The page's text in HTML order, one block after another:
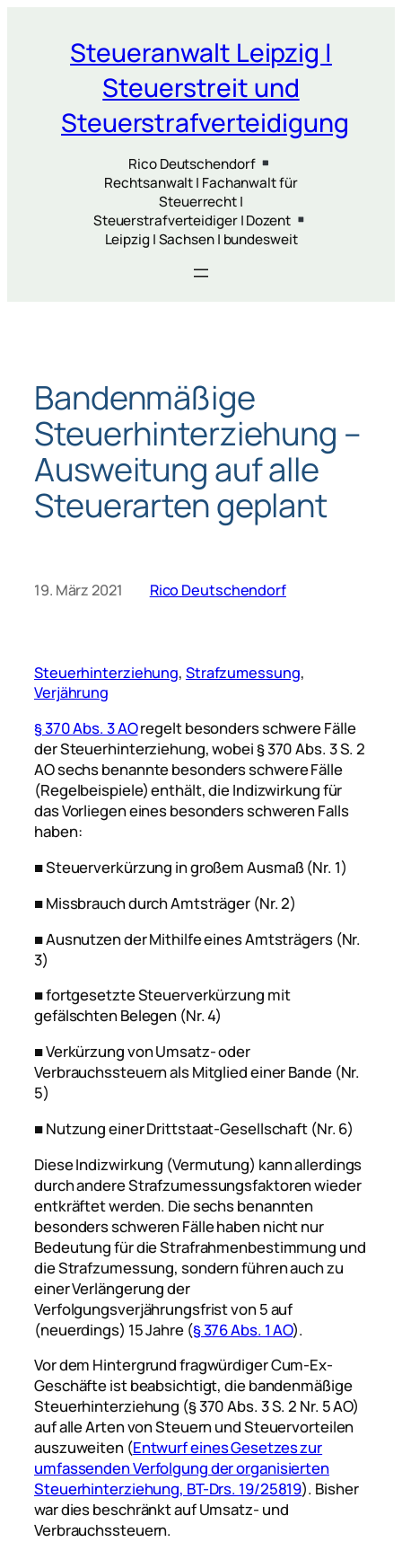
springenSteueranwalt Leipzig |
Steuerstreit und
Steuerstrafverteidigung
Rico Deutschendorf
Rechtsanwalt | Fachanwalt für
Steuerrecht |
Steuerstrafverteidiger | Dozent
Leipzig | Sachsen | bundesweit
Bandenmäßige
Steuerhinterziehung –
Ausweitung auf alle
Steuerarten geplant
19. März 2021 Rico Deutschendorf
Steuerhinterziehung, Strafzumessung
Verjährung
§ 370 Abs. 3 AOregelt besonders schwere Fälle
der Steuerhinterziehung, wobei § 370 Abs. 3 S. 2
AO sechs benannte besonders schwere Fälle
(Regelbeispiele) enthält, die Indizwirkung für
das Vorliegen eines besonders schweren Falls
haben:
■ Steuerverkürzung in großem Ausmaß (Nr. 1)
■ Missbrauch durch Amtsträger (Nr. 2)
■ Ausnutzen der Mithilfe eines Amtsträgers (Nr.
3)
■ fortgesetzte Steuerverkürzung mit
gefälschten Belegen (Nr. 4)
■ Verkürzung von Umsatz- oder
Verbrauchssteuern als Mitglied einer Bande (Nr.
5)
■ Nutzung einer Drittstaat-Gesellschaft (Nr. 6)
Diese Indizwirkung (Vermutung) kann allerdings
durch andere Strafzumessungsfaktoren wieder
entkräftet werden. Die sechs benannten
besonders schweren Fälle haben nicht nur
Bedeutung für die Strafrahmenbestimmung und
die Strafzumessung, sondern führen auch zu
einer Verlängerung der
Verfolgungsverjährungsfrist von 5 auf
(neuerdings) 15 Jahre (§ 376 Abs. 1 AO).
Vor dem Hintergrund fragwürdiger Cum-Ex-
Geschäfte ist beabsichtigt, die bandenmäßige
Steuerhinterziehung (§ 370 Abs. 3 S. 2 Nr. 5 AO)
auf alle Arten von Steuern und Steuervorteilen
auszuweiten (Entwurf eines Gesetzes zur
umfassenden Verfolgung der organisierten
Steuerhinterziehung, BT-Drs. 19/25819). Bisher
war dies beschränkt auf Umsatz- und
Verbrauchssteuern.